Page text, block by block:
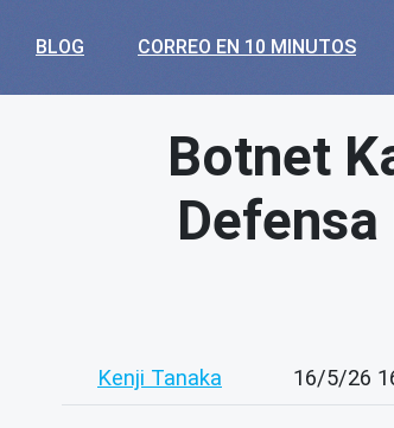
BLOG CORREO EN 10 MINUTOS
Botnet
Kenji Tanaka 16/5/26